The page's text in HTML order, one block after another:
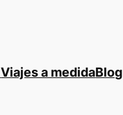
Viajes a medidaBlog